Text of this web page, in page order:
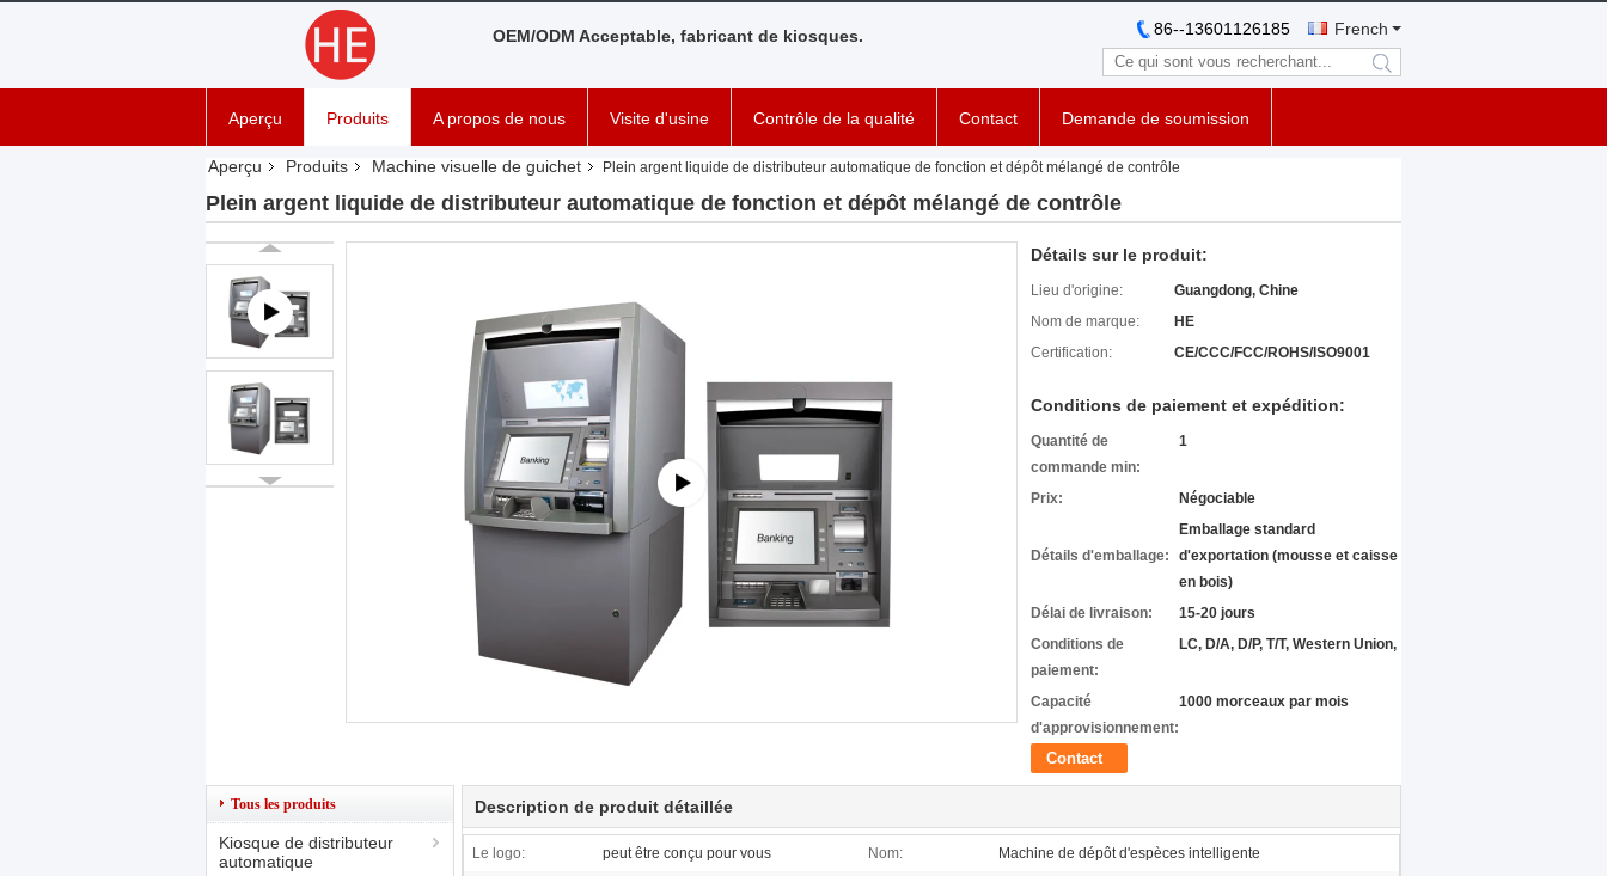
OEM/ODM Acceptable, fabricant de kiosques. French
86--13601126185
search
Aperçu Produits A propos de nous Visite d'usine Contrôle de la qualité Contact Demande de soumission
Aperçu Produits Machine visuelle de guichet Plein argent liquide de distributeur automatique de fonction et dépôt mélangé de contrôle
Plein argent liquide de distributeur automatique de fonction et dépôt mélangé de contrôle
Détails sur le produit:
Lieu d'origine:
Guangdong, Chine
Nom de marque:
HE
Certification:
CE/CCC/FCC/ROHS/ISO9001
Conditions de paiement et expédition:
Quantité de
commande min:
1
Prix: Négociable
Détails d'emballage:
Emballage standard
d'exportation (mousse et caisse
en bois)
Délai de livraison:
15-20 jours
Conditions de
paiement:
LC, D/A, D/P, T/T, Western Union,
Capacité
d'approvisionnement:
1000 morceaux par mois
Contact
Tous les produits
Kiosque de distributeur
automatique
Description de produit détaillée
Le logo: peut être conçu pour vous Nom: Machine de dépôt d'espèces intelligente